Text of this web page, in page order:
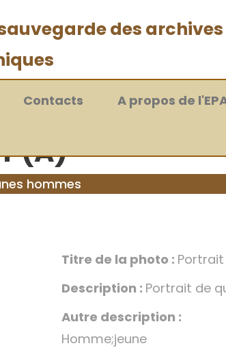
des archives
Contacts A propos de
(A)
hommes
Titre de la photo :
Description : Portrait de
Autre description :
Homme;jeune